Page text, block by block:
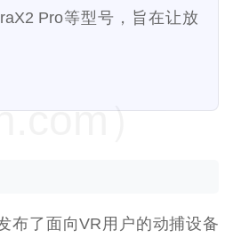
Pro等型号，旨在让放
布了面向VR用户的动捕设备
）